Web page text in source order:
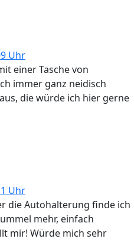
Uhr
einer Tasche von
immer ganz neidisch
die würde ich hier gerne
Uhr
die Autohalterung finde ich
mehr, einfach
mir! Würde mich sehr